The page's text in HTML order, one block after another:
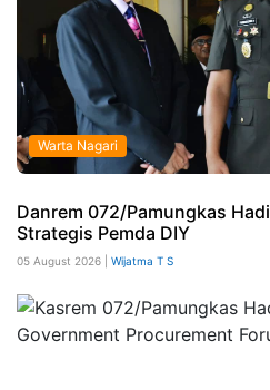
Warta Nagari
Danrem 072/Pamungkas
Strategis Pemda DIY
05 August 2026 | Wijatma T S